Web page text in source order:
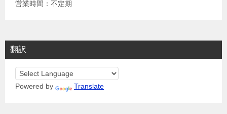
営業時間：不定期
翻訳
Powered by Translate